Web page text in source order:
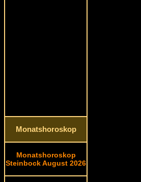
Monatshoroskop
Monatshoroskop
Steinbock August 2026